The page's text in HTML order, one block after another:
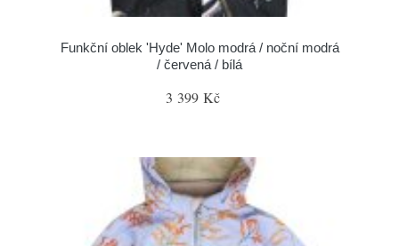
Funkční oblek 'Hyde' Molo modrá / noční modrá
/ červená / bílá
3 399 Kč